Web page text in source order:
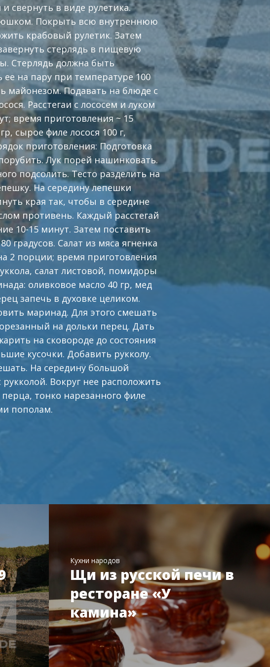
свернуть в виде рулетика.
Покрыть всю внутреннюю
крабовый рулетик. Затем
стерлядь в пищевую
Стерлядь должна быть
на пару при температуре 100
майонезом. Подавать на блюде с
Расстегаи с лососем и луком
время приготовления ~ 15
сырое филе лосося 100 г,
приготовления: Подготовка
Лук порей нашинковать.
подсолить. Тесто разделить на
На середину лепешки
края так, чтобы в середине
противень. Каждый расстегай
10-15 минут. Затем поставить
градусов. Салат из мяса ягненка
2 порции; время приготовления
салат листовой, помидоры
оливковое масло 40 гр, мед
запечь в духовке целиком.
маринад. Для этого смешать
на дольки перец. Дать
на сковороде до состояния
кусочки. Добавить рукколу.
На середину большой
Вокруг нее расположить
тонко нарезанного филе
пополам.
Кухни народов
Щи из русской печи в
ресторане «У
камина»